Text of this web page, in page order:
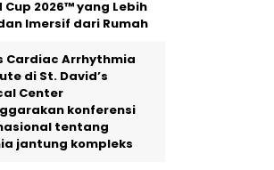
Cup 2026™ yang Lebih
Imersif dari Rumah
Cardiac Arrhythmia
di St. David’s
Center
konferensi
tentang
jantung kompleks